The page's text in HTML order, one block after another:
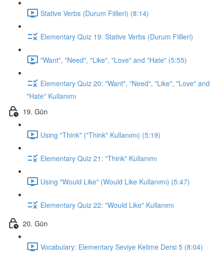
Stative Verbs (Durum Fiilleri) (8:14)
Elementary Quiz 19: Stative Verbs (Durum Fiilleri)
"Want", "Need", "Like", "Love" and "Hate" (5:55)
Elementary Quiz 20: "Want", "Need", "Like", "Love" and
"Hate" Kullanımı
19. Gün
Using "Think" ("Think" Kullanımı) (5:19)
Elementary Quiz 21: "Think" Kullanımı
Using "Would Like" (Would Like Kullanımı) (5:47)
Elementary Quiz 22: "Would Like" Kullanımı
20. Gün
Vocabulary: Elementary Seviye Kelime Dersi 5 (8:04)